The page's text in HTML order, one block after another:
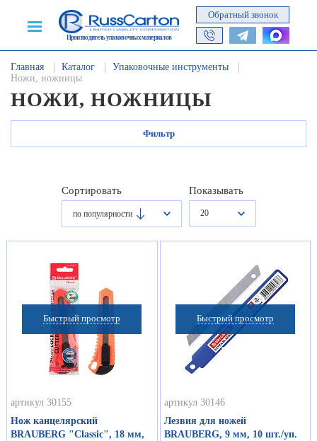
Производитель упаковочных материалов
Обратный звонок
Главная Каталог
Упаковочные инструменты
Ножи, ножницы
НОЖИ, НОЖНИЦЫ
Фильтр
Сортировать
по популярности
Показывать
20
Быстрый просмотр
артикул 30155
Нож канцелярский
BRAUBERG "Classic", 18 мм,
Быстрый просмотр
артикул 30146
Лезвия для ножей
BRAUBERG, 9 мм, 10 шт./уп.